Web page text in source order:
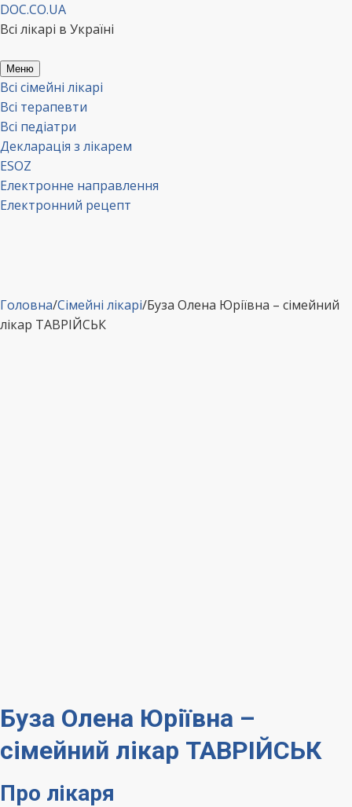
Перейти
до
DOC.CO.UA
Всі лікарі в Україні
Меню
Всі сімейні лікарі
Всі терапевти
Всі педіатри
Декларація з лікарем
ESOZ
Електронне направлення
Електронний рецепт
Головна/Сімейні лікарі/Буза Олена Юріївна – сімейний
лікар ТАВРІЙСЬК
Буза Олена Юріївна –
сімейний лікар ТАВРІЙСЬК
Про лікаря